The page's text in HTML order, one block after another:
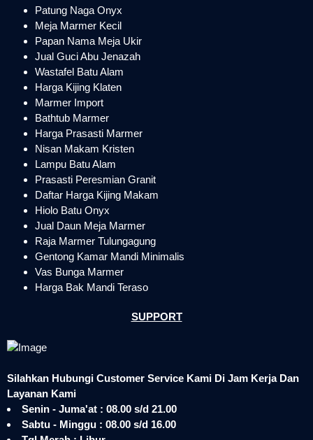
Patung Naga Onyx
Meja Marmer Kecil
Papan Nama Meja Ukir
Jual Guci Abu Jenazah
Wastafel Batu Alam
Harga Kijing Klaten
Marmer Import
Bathtub Marmer
Harga Prasasti Marmer
Nisan Makam Kristen
Lampu Batu Alam
Prasasti Peresmian Granit
Daftar Harga Kijing Makam
Hiolo Batu Onyx
Jual Daun Meja Marmer
Raja Marmer Tulungagung
Gentong Kamar Mandi Minimalis
Vas Bunga Marmer
Harga Bak Mandi Teraso
SUPPORT
Silahkan Hubungi Customer Service Kami Di Jam Kerja Dan
Layanan Kami
Senin - Juma'at : 08.00 s/d 21.00
Sabtu - Minggu : 08.00 s/d 16.00